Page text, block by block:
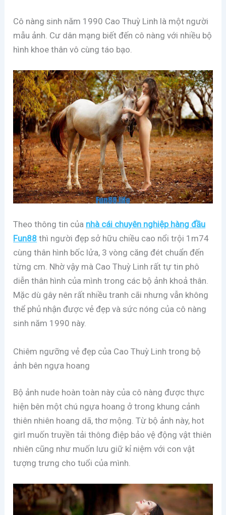
Cô nàng sinh năm 1990 Cao Thuỳ Linh là một người
mẫu ảnh. Cư dân mạng biết đến cô nàng với nhiều bộ
hình khoe thân vô cùng táo bạo.
Theo thông tin của nhà cái chuyên nghiệp hàng đầu
Fun88 thì người đẹp sở hữu chiều cao nổi trội 1m74
cùng thân hình bốc lửa, 3 vòng căng đét chuẩn đến
từng cm. Nhờ vậy mà Cao Thuỳ Linh rất tự tin phô
diễn thân hình của mình trong các bộ ảnh khoả thân.
Mặc dù gây nên rất nhiều tranh cãi nhưng vẫn không
thể phủ nhận được vẻ đẹp và sức nóng của cô nàng
sinh năm 1990 này.
Chiêm ngưỡng vẻ đẹp của Cao Thuỳ Linh trong bộ
ảnh bên ngựa hoang
Bộ ảnh nude hoàn toàn này của cô nàng được thực
hiện bên một chú ngựa hoang ở trong khung cảnh
thiên nhiên hoang dã, thơ mộng. Từ bộ ảnh này, hot
girl muốn truyền tải thông điệp bảo vệ động vật thiên
nhiên cũng như muốn lưu giữ kỉ niệm với con vật
tượng trưng cho tuổi của mình.